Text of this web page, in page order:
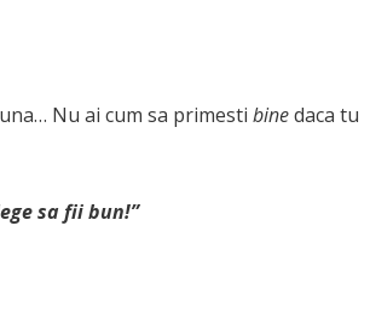
Nu ai cum sa primestibinedaca tu
sa fii bun!”